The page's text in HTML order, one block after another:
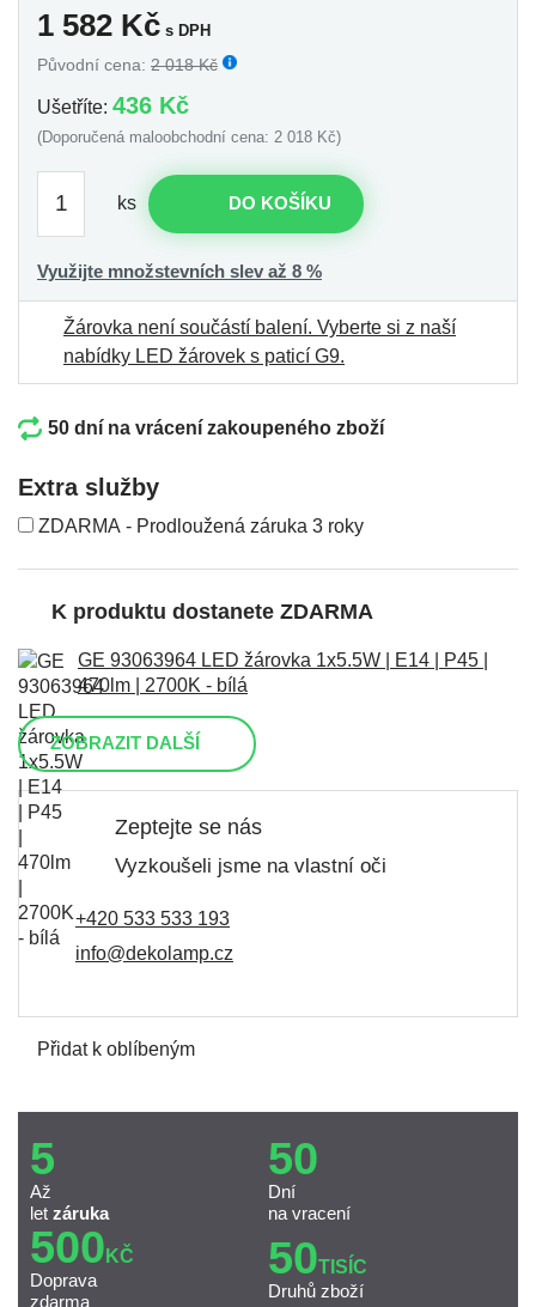
1 582 Kč s DPH
Původní cena: 2 018 Kč
Ušetříte: 436 Kč
(Doporučená maloobchodní cena: 2 018 Kč)
ks DO KOŠÍKU
Využijte množstevních slev až 8 %
Žárovka není součástí balení. Vyberte si z naší
nabídky LED žárovek s paticí G9.
50 dní na vrácení zakoupeného zboží
Extra služby
ZDARMA - Prodloužená záruka 3 roky
K produktu dostanete ZDARMA
GE 93063964 LED žárovka 1x5.5W | E14 | P45 |
470lm | 2700K - bílá
ZOBRAZIT DALŠÍ
Zeptejte se nás
Vyzkoušeli jsme na vlastní oči
+420 533 533 193
info@dekolamp.cz
Přidat k oblíbeným
5
Až
let záruka
50
Dní
na vracení
500 KČ
Doprava
zdarma
50TISÍC
Druhů zboží